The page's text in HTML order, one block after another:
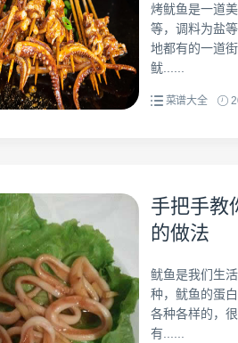
烤鱿鱼是一道
等，调料为盐
地都有的一道
鱿......
菜谱大全
手把手教
的做法
鱿鱼是我们生
种，鱿鱼的蛋
各种各样的，
有......